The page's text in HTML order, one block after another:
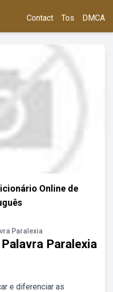
Contact Tos DMCA
Online de
Paralexia
Paralexia
e diferenciar as